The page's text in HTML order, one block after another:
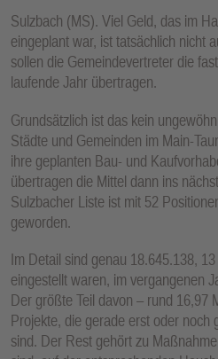
Sulzbach (MS). Viel Geld, das im
eingeplant war, ist tatsächlich nicht
sollen die Gemeindevertreter die
laufende Jahr übertragen.
Grundsätzlich ist das kein
Städte und Gemeinden im Main-
ihre geplanten Bau- und
übertragen die Mittel dann ins
Sulzbacher Liste ist mit 52
geworden.
Im Detail sind genau 18.645.138,
eingestellt waren, im vergangenen
Der größte Teil davon – rund 16,97
Projekte, die gerade erst oder noch
sind. Der Rest gehört zu
E
R
F
U
N
K
TI
O
N
E